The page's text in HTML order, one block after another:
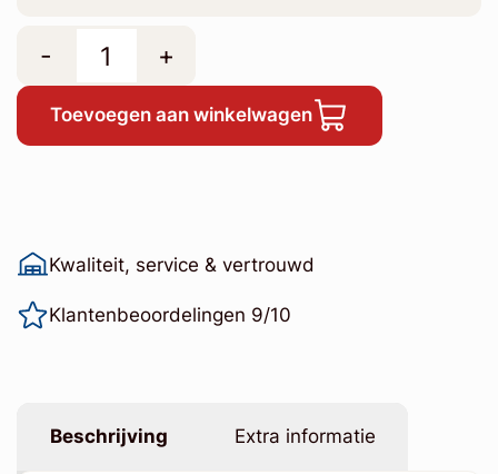
- +
Toevoegen aan winkelwagen
Kwaliteit, service & vertrouwd
Klantenbeoordelingen 9/10
Beschrijving Extra informatie